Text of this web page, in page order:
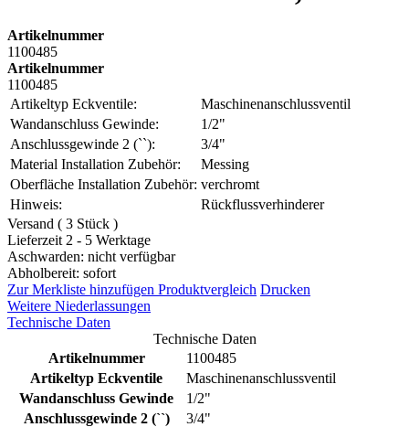
Artikelnummer
1100485
Artikelnummer
1100485
Artikeltyp Eckventile:
Maschinenanschlussventil
Wandanschluss Gewinde:
1/2"
Anschlussgewinde 2 (``):
3/4"
Material Installation Zubehör:
Messing
Oberfläche Installation Zubehör: verchromt
Hinweis:
Rückflussverhinderer
Versand ( 3 Stück )
Lieferzeit 2 - 5 Werktage
Aschwarden: nicht verfügbar
Abholbereit: sofort
Zur Merkliste hinzufügen Produktvergleich Drucken
Weitere Niederlassungen
Technische Daten
Technische Daten
Artikelnummer
1100485
Artikeltyp Eckventile
Maschinenanschlussventil
Wandanschluss Gewinde
1/2"
Anschlussgewinde 2 (``)
3/4"